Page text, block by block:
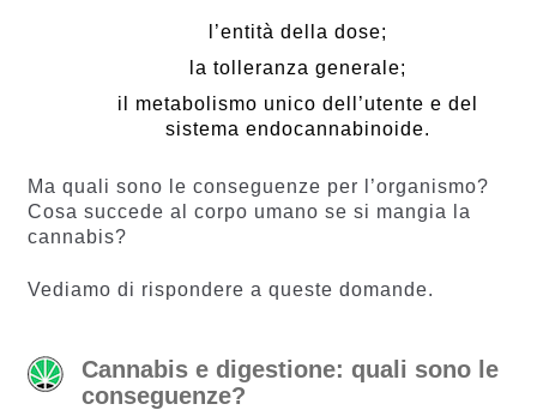
l’entità della dose;
la tolleranza generale;
il metabolismo unico dell’utente e del
sistema endocannabinoide.
Ma quali sono le conseguenze per l’organismo?
Cosa succede al corpo umano se si mangia la
cannabis?
Vediamo di rispondere a queste domande.
Cannabis e digestione: quali sono le
conseguenze?